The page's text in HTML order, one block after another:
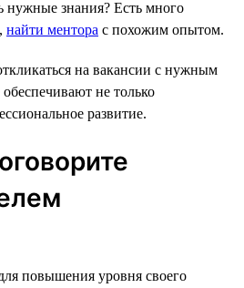
нужные знания? Есть много
найти ментора с похожим опытом.
на вакансии с нужным
не только
развитие.
повышения уровня своего